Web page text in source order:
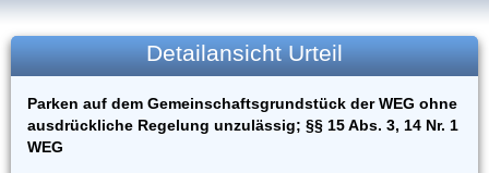
Detailansicht Urteil
Parken auf dem Gemeinschaftsgrundstück der WEG ohne
ausdrückliche Regelung unzulässig; §§ 15 Abs. 3, 14 Nr. 1
WEG